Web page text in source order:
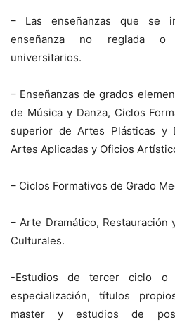
– Las enseñanzas que se
enseñanza no reglada
universitarios.
– Enseñanzas de grados
de Música y Danza, Ciclos
superior de Artes Plásticas y
Artes Aplicadas y Oficios
– Ciclos Formativos de Grado
– Arte Dramático, Restauración
Culturales.
-Estudios de tercer ciclo o
especialización, títulos
master y estudios de